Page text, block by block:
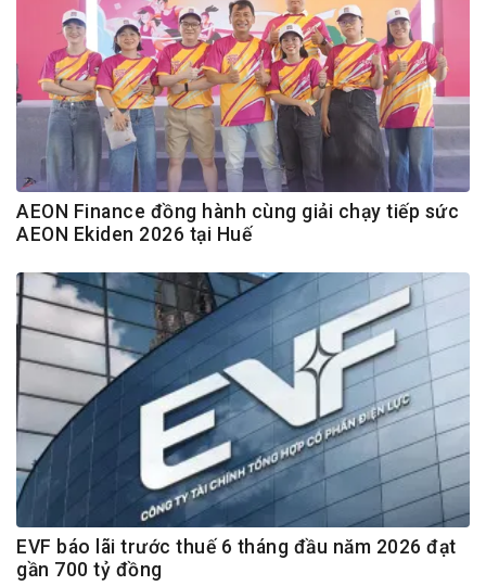
AEON Finance đồng hành cùng giải chạy tiếp sức
AEON Ekiden 2026 tại Huế
EVF báo lãi trước thuế 6 tháng đầu năm 2026 đạt
gần 700 tỷ đồng